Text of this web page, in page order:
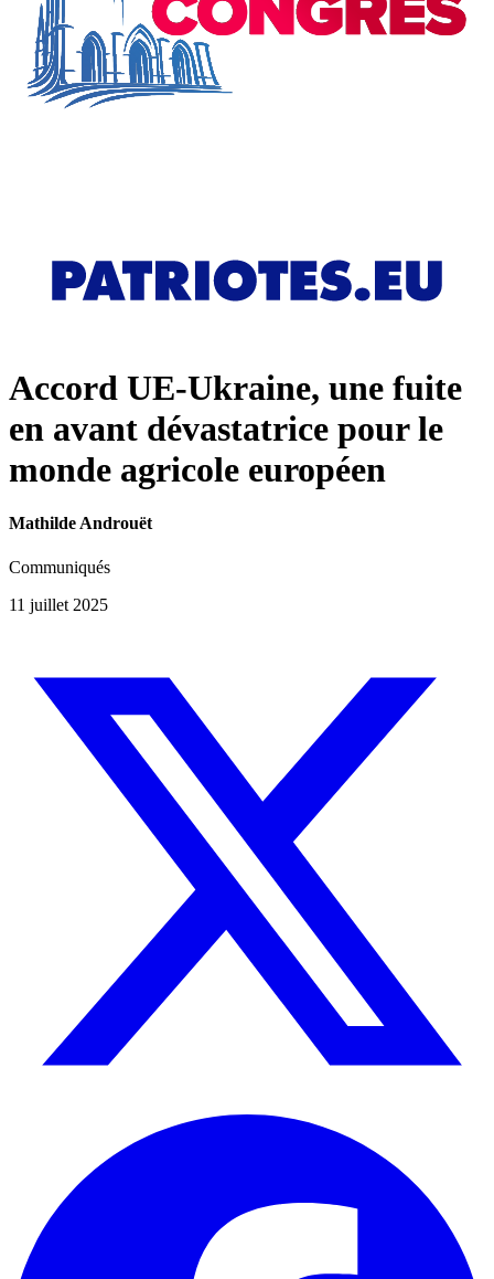
Accord UE-Ukraine, une fuite
en avant dévastatrice pour le
monde agricole européen
Mathilde Androuët
Communiqués
11 juillet 2025